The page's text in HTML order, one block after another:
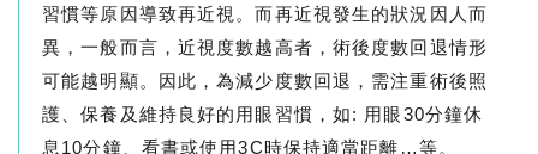
習慣等原因導致再近視。而再近視發生的狀況因人而
異，一般而言，近視度數越高者，術後度數回退情形
可能越明顯。因此，為減少度數回退，需注重術後照
護、保養及維持良好的用眼習慣，如: 用眼30分鐘休
息10分鐘、看書或使用3C時保持適當距離…等。